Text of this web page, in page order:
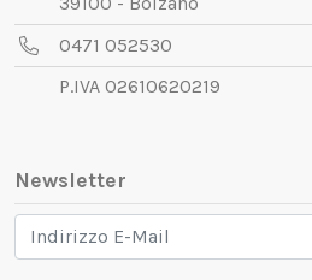
0471 052530
P.IVA 02610620219
Newsletter